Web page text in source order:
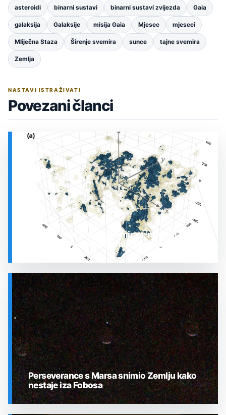
asteroidi binarni sustavi binarni sustavi zvijezda Gaia
galaksija Galaksije misija Gaia Mjesec mjeseci
Mliječna Staza Širenje svemira sunce tajne svemira
Zemlja
NASTAVI ISTRAŽIVATI
Povezani članci
SVEMIR
Prostor oko Sunca nije miran: nova 3D karta
otkrila plin koji stalno mijenja stanje
Perseverance s Marsa snimio Zemlju kako
nestaje iza Fobosa